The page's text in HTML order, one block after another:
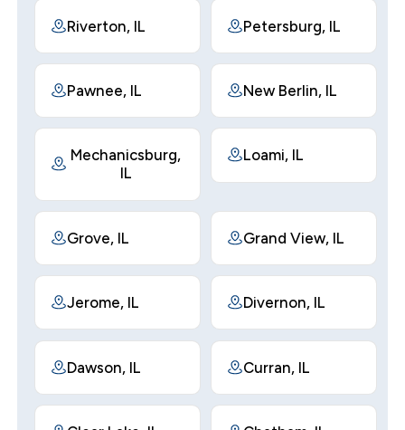
Riverton, IL Petersburg, IL
Pawnee, IL New Berlin, IL
Mechanicsburg,
IL
Loami, IL
Grove, IL Grand View, IL
Jerome, IL Divernon, IL
Dawson, IL Curran, IL